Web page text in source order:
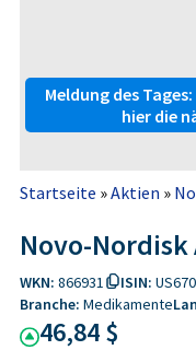
Meldung des
hier die
Startseite »Aktien »
Novo-Nordisk
WKN: 866931 ISIN:
Branche: Medikamente
46,84 $